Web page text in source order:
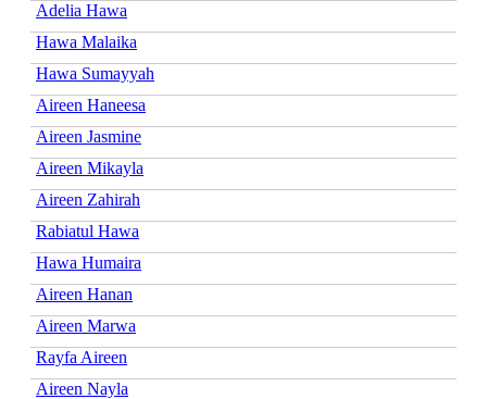
Adelia Hawa
Hawa Malaika
Hawa Sumayyah
Aireen Haneesa
Aireen Jasmine
Aireen Mikayla
Aireen Zahirah
Rabiatul Hawa
Hawa Humaira
Aireen Hanan
Aireen Marwa
Rayfa Aireen
Aireen Nayla